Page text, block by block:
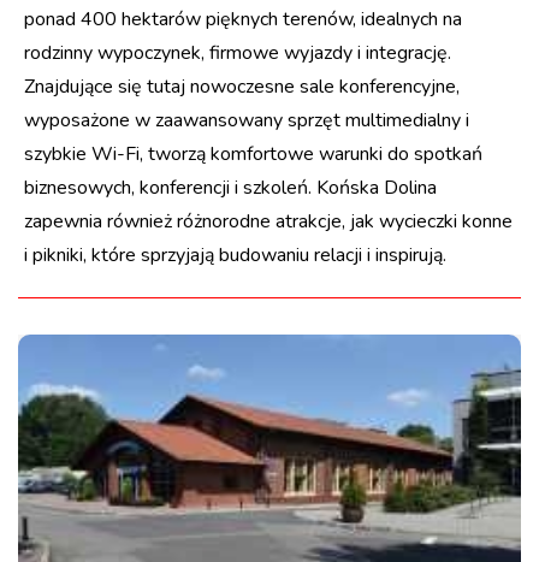
ponad 400 hektarów pięknych terenów, idealnych na
rodzinny wypoczynek, firmowe wyjazdy i integrację.
Znajdujące się tutaj nowoczesne sale konferencyjne,
wyposażone w zaawansowany sprzęt multimedialny i
szybkie Wi-Fi, tworzą komfortowe warunki do spotkań
biznesowych, konferencji i szkoleń. Końska Dolina
zapewnia również różnorodne atrakcje, jak wycieczki konne
i pikniki, które sprzyjają budowaniu relacji i inspirują.